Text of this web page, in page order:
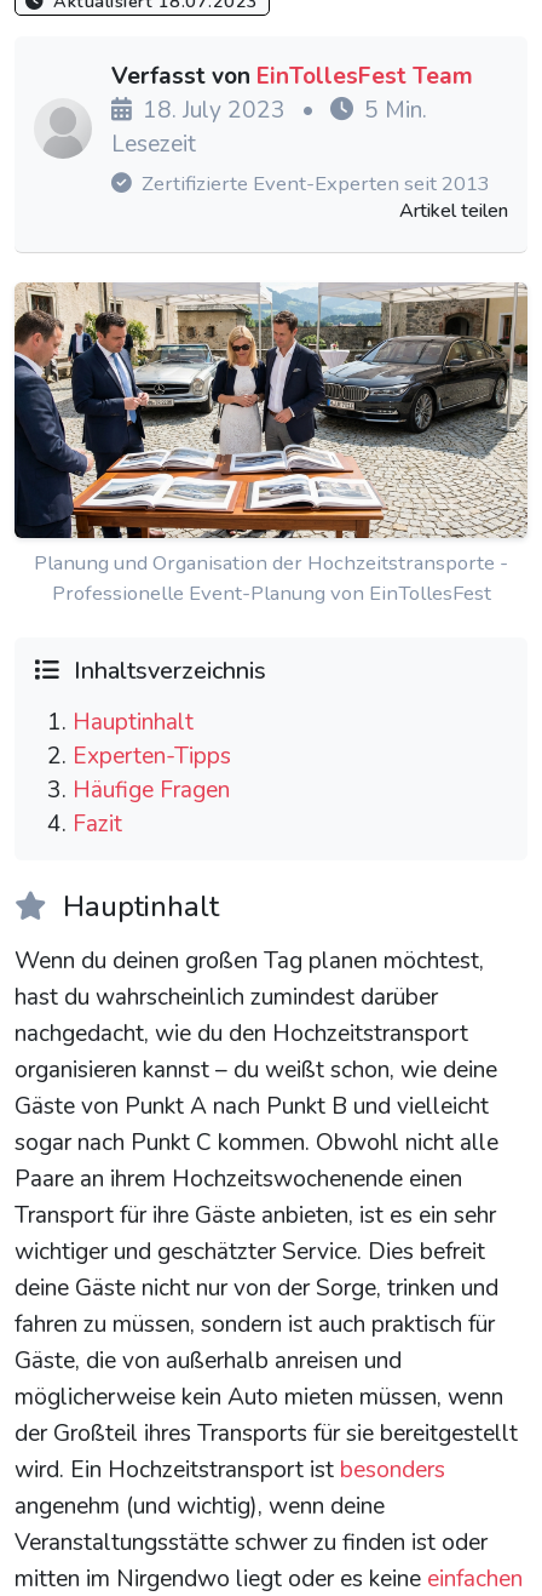
Verfasst von EinTollesFest Team
18. July 2023
•
5 Min.
Lesezeit
Zertifizierte Event-Experten seit 2013
Artikel teilen
Planung und Organisation der Hochzeitstransporte -
Professionelle Event-Planung von EinTollesFest
Inhaltsverzeichnis
Hauptinhalt
Experten-Tipps
Häufige Fragen
Fazit
Hauptinhalt
Wenn du deinen großen Tag planen möchtest,
hast du wahrscheinlich zumindest darüber
nachgedacht, wie du den Hochzeitstransport
organisieren kannst – du weißt schon, wie deine
Gäste von Punkt A nach Punkt B und vielleicht
sogar nach Punkt C kommen. Obwohl nicht alle
Paare an ihrem Hochzeitswochenende einen
Transport für ihre Gäste anbieten, ist es ein sehr
wichtiger und geschätzter Service. Dies befreit
deine Gäste nicht nur von der Sorge, trinken und
fahren zu müssen, sondern ist auch praktisch für
Gäste, die von außerhalb anreisen und
möglicherweise kein Auto mieten müssen, wenn
der Großteil ihres Transports für sie bereitgestellt
wird. Ein Hochzeitstransport ist besonders
angenehm (und wichtig), wenn deine
Veranstaltungsstätte schwer zu finden ist oder
mitten im Nirgendwo liegt oder es keine einfachen